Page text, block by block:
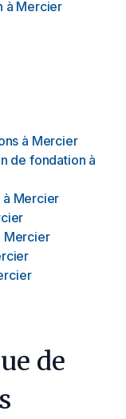
à Mercier
à Mercier
de fondation à
à Mercier
Mercier
de